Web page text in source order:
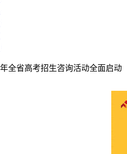
全省高考招生咨询活动全面启动